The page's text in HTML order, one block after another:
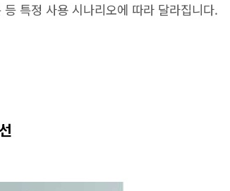
특정 사용 시나리오에 따라 달라집니다.